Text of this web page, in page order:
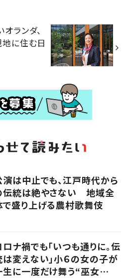
ランダ、
に住む日
演は中止でも、江戸時代から
伝統は絶やさない 地域全
で盛り上げる農村歌舞伎
ロナ禍でも「いつも通りに。伝
は変えない」小６の女の子が
生に一度だけ舞う“巫女